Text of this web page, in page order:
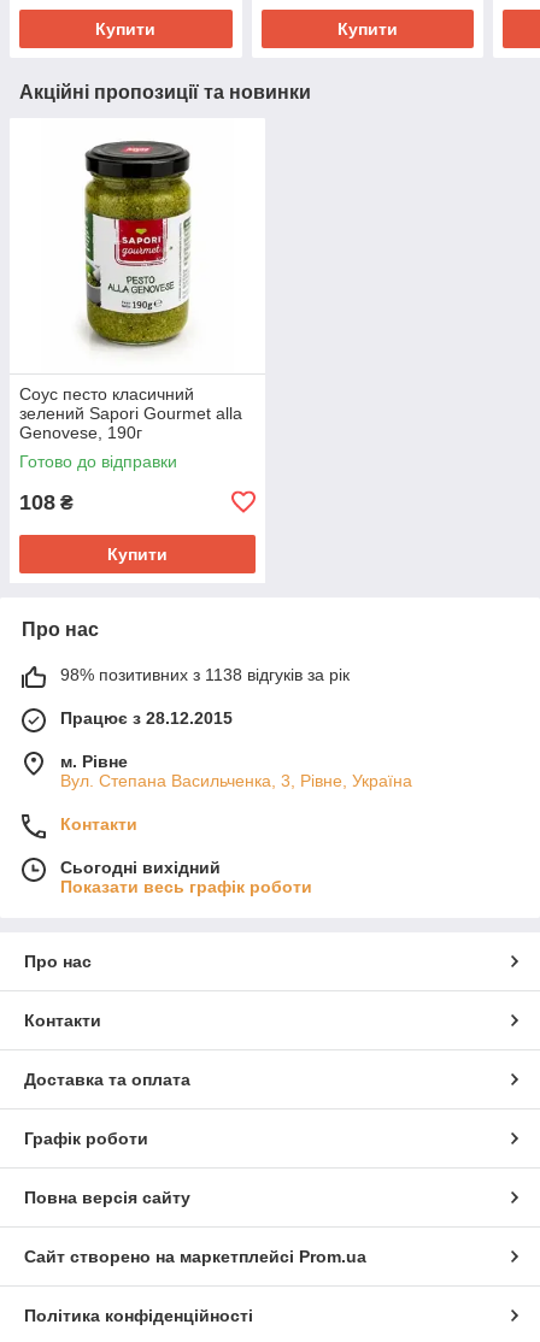
Купити Купити
Акційні пропозиції та новинки
Соус песто класичний
зелений Sapori Gourmet alla
Genovese, 190г
Готово до відправки
108 ₴
Купити
Про нас
98% позитивних з 1138 відгуків за рік
Працює з 28.12.2015
м. Рівне
Вул. Степана Васильченка, 3, Рівне, Україна
Контакти
Сьогодні вихідний
Показати весь графік роботи
Про нас
Контакти
Доставка та оплата
Графік роботи
Повна версія сайту
Сайт створено на маркетплейсі Prom.ua
Політика конфіденційності